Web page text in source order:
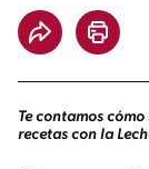
Te contamos
recetas con la